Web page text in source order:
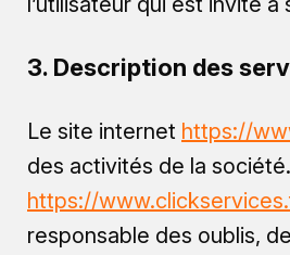
3. Description des
Le site internet https://
des activités de la société.
https://
responsable des oublis,